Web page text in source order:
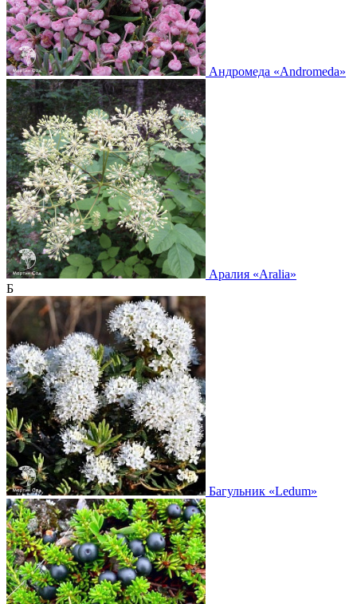
Андромеда «Andromeda»
Аралия «Aralia»
Б
Багульник «Ledum»